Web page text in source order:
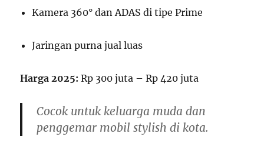
Kamera 360° dan ADAS di tipe Prime
Jaringan purna jual luas
Harga 2025: Rp 300 juta – Rp 420 juta
Cocok untuk keluarga muda dan
penggemar mobil stylish di kota.